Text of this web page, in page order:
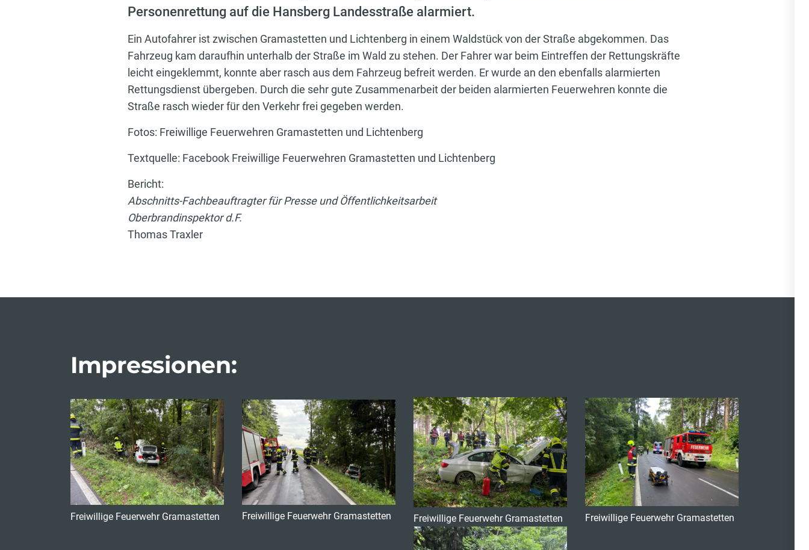
Personenrettung auf die Hansberg Landesstraße alarmiert.
Ein Autofahrer ist zwischen Gramastetten und Lichtenberg in einem Waldstück von der Straße abgekommen. Das
Fahrzeug kam daraufhin unterhalb der Straße im Wald zu stehen. Der Fahrer war beim Eintreffen der Rettungskräfte
leicht eingeklemmt, konnte aber rasch aus dem Fahrzeug befreit werden. Er wurde an den ebenfalls alarmierten
Rettungsdienst übergeben. Durch die sehr gute Zusammenarbeit der beiden alarmierten Feuerwehren konnte die
Straße rasch wieder für den Verkehr frei gegeben werden.
Fotos: Freiwillige Feuerwehren Gramastetten und Lichtenberg
Textquelle: Facebook Freiwillige Feuerwehren Gramastetten und Lichtenberg
Bericht:
Abschnitts-Fachbeauftragter für Presse und Öffentlichkeitsarbeit
Oberbrandinspektor d.F.
Thomas Traxler
Impressionen:
Freiwillige Feuerwehr Gramastetten Freiwillige Feuerwehr Gramastetten Freiwillige Feuerwehr Gramastetten Freiwillige Feuerwehr Gramastetten